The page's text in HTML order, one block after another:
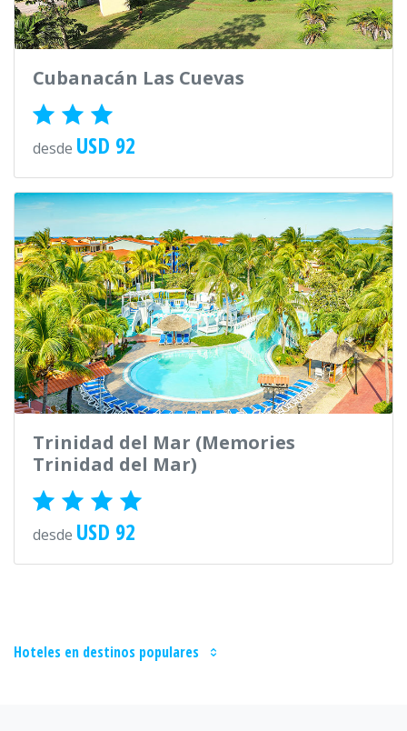
Cubanacán Las Cuevas
desde USD 92
Trinidad del Mar (Memories
Trinidad del Mar)
desde USD 92
Hoteles en destinos populares